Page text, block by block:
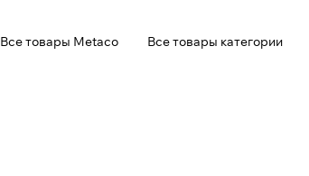
Все товары Metaco Все товары категории